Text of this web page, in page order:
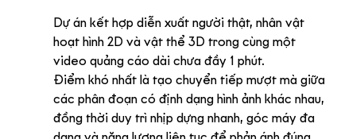
Dự án kết hợp diễn xuất người thật, nhân vật
hoạt hình 2D và vật thể 3D trong cùng một
video quảng cáo dài chưa đầy 1 phút.
Điểm khó nhất là tạo chuyển tiếp mượt mà giữa
các phân đoạn có định dạng hình ảnh khác nhau,
đồng thời duy trì nhịp dựng nhanh, góc máy đa